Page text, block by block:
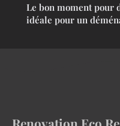
Le bon moment pour
idéale pour un